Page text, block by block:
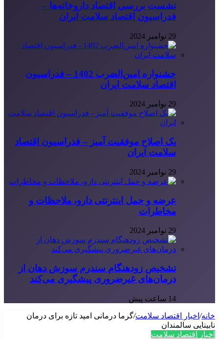
نشست بررسی اقتصاد داروخانه‌ها –
فدراسیون اقتصاد سلامت ایران
29 نوامبر 2024
جشنواره امین‌الضرب 1402 – فدراسیون
اقتصاد سلامت ایران
29 نوامبر 2024
یک اصلاح موفقیت آمیز – فدراسیون اقتصاد
سلامت ایران
29 نوامبر 2024
عرضه و حمل اینترنتی دارو، ملاحظات و
مخاطرات
29 نوامبر 2024
تشخیص زودهنگام سندرم سوزش دهان از
درمان‌های غیرضروری پیشگیری می‌کند
14 ساعت پیش
خانه/ اخبار اقتصاد سلامت/گرما درمانی امید تازه برای درمان
نابینایی سالمندان
اخبار اقتصاد سلامت